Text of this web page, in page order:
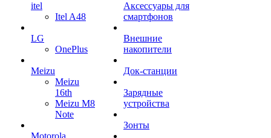
itel
Itel A48
LG
OnePlus
Meizu
Meizu
16th
Meizu M8
Note
Motorola
Аксессуары для
смартфонов
Внешние
накопители
Док-станции
Зарядные
устройства
Зонты